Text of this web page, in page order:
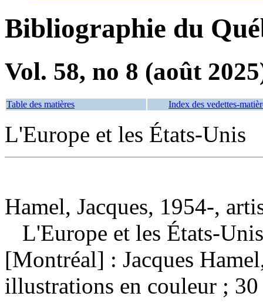
Bibliographie du
Vol. 58, no 8 (août
Table des matières Index des vedettes-
L'Europe et les États-Unis
Hamel, Jacques, 1954-,
L'Europe et les États-
[Montréal] : Jacques
illustrations en couleur ;